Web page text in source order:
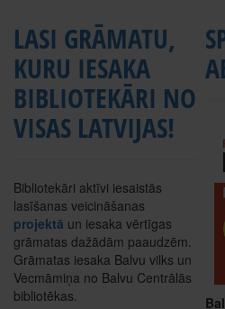
LASI GRĀMATU,
KURU IESAKA
BIBLIOTEKĀRI NO
VISAS LATVIJAS!
Bibliotekāri aktīvi iesaistās
lasīšanas veicināšanas
projektā un iesaka vērtīgas
grāmatas dažādām paaudzēm.
Grāmatas iesaka Balvu vilks un
Vecmāmiņa no Balvu Centrālās
bibliotēkas.